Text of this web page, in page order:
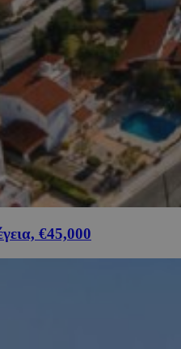
€45,000